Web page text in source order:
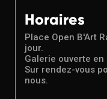
Horaires
Place Open B'Art
jour.
Galerie ouverte
Sur rendez-vous
nous.